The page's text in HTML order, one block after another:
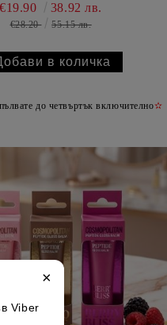
€19.90 38.92 лв.
€28.20 55.15 лв.
до четвъртък включително✫
×
Viber